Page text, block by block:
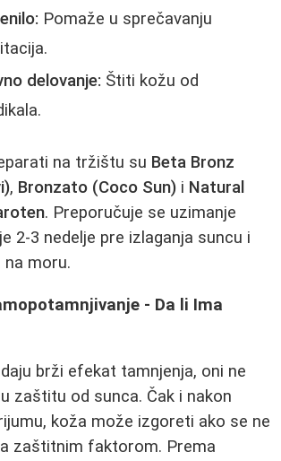
Pomaže u sprečavanju
delovanje: Štiti kožu od
na tržištu su Beta Bronz
, Bronzato (Coco Sun) i Natural
. Preporučuje se uzimanje
2-3 nedelje pre izlaganja suncu i
moru.
- Da li Ima
brži efekat tamnjenja, oni ne
zaštitu od sunca. Čak i nakon
koža može izgoreti ako se ne
zaštitnim faktorom. Prema